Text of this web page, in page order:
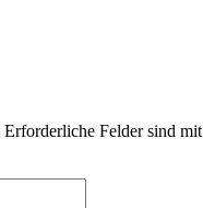
Erforderliche Felder sind mit